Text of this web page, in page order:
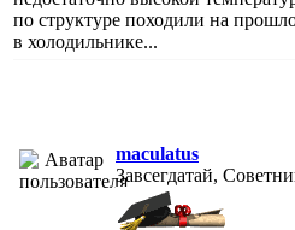
по структуре походили на
в холодильнике...
maculatus
Завсегдатай,